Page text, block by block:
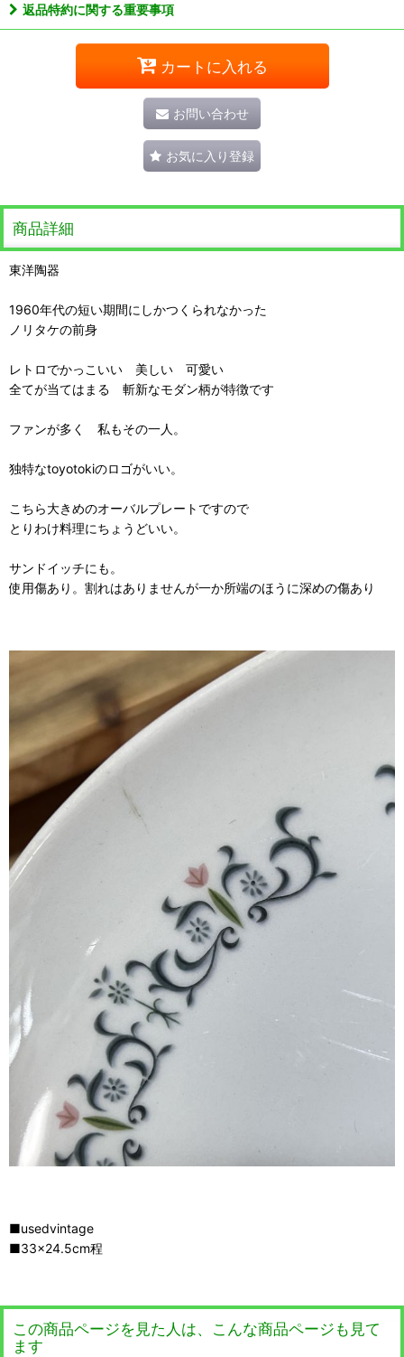
返品特約に関する重要事項
カートに入れる
お問い合わせ
お気に入り登録
商品詳細
東洋陶器
1960年代の短い期間にしかつくられなかった
ノリタケの前身
レトロでかっこいい 美しい 可愛い
全てが当てはまる 斬新なモダン柄が特徴です
ファンが多く 私もその一人。
独特なtoyotokiのロゴがいい。
こちら大きめのオーバルプレートですので
とりわけ料理にちょうどいい。
サンドイッチにも。
使用傷あり。割れはありませんが一か所端のほうに深めの傷あり
■usedvintage
■33×24.5cm程
この商品ページを見た人は、こんな商品ページも見て
ます